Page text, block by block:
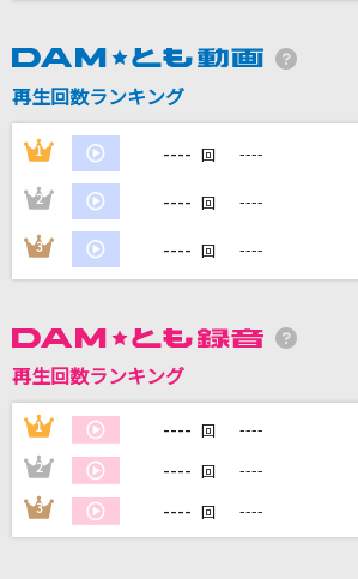
松任谷由実(荒井由実)
カラオケ最新情報をチェック
再生回数ランキング
1 ---- 回 ----
2 ---- 回 ----
3 ---- 回 ----
再生回数ランキング
1 ---- 回 ----
2 ---- 回 ----
3 ---- 回 ----